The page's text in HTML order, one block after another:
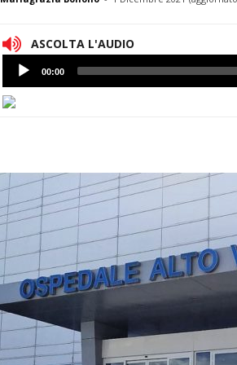
ASCOLTA L'AUDIO
Lettore
Audio
00:00